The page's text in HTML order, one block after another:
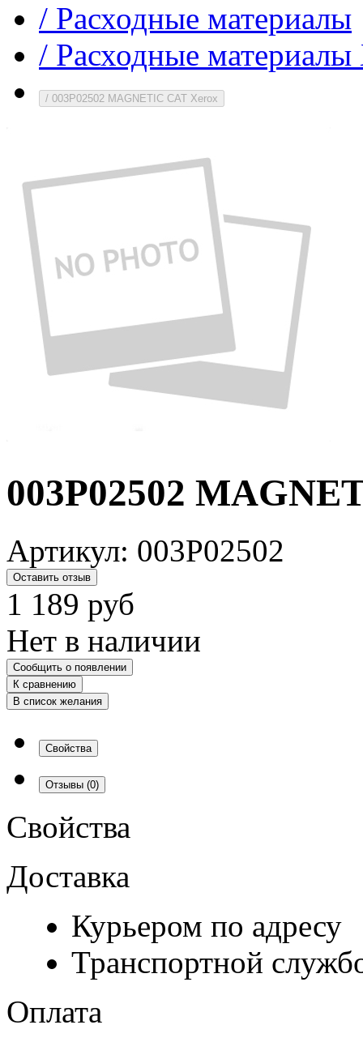
/ Расходные материалы
/ Расходные
/ 003P02502 MAGNETIC CAT Xerox
003P02502
Артикул: 003P02502
Оставить отзыв
1 189 руб
Нет в наличии
Сообщить о появлении
К сравнению
В список желания
Свойства
Отзывы (0)
Свойства
Доставка
Курьером по адресу
Транспортной
Оплата